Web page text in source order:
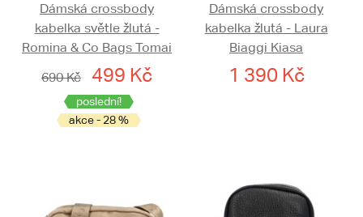
Dámská crossbody
kabelka světle žlutá -
Romina & Co Bags Tomai
690 Kč
499 Kč
poslední!
akce - 28 %
Dámská crossbody
kabelka žlutá - Laura
Biaggi Kiasa
1 390 Kč